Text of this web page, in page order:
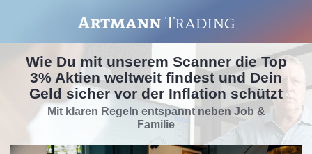
Wie Du mit unserem Scanner die Top
3% Aktien weltweit findest und Dein
Geld sicher vor der Inflation schützt
Mit klaren Regeln entspannt neben Job &
Familie